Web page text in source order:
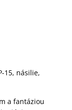
15, násilie,
a fantáziou